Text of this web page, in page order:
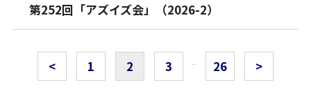
第252回「アズイズ会」（2026-2）
< 1 2 3 … 26 >